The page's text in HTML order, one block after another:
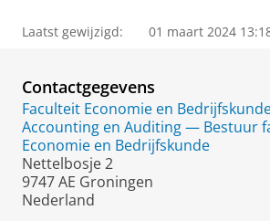
Laatst gewijzigd: 01 maart 2024
Contactgegevens
Faculteit Economie en
Accounting en Auditing — Bestuur
Economie en Bedrijfskunde
Nettelbosje 2
9747 AE Groningen
Nederland